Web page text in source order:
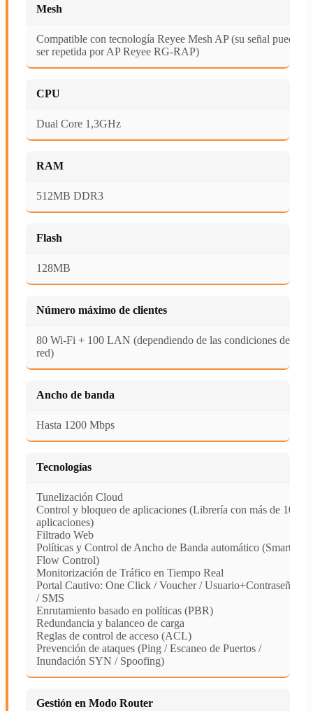
Mesh
Compatible con tecnología Reyee Mesh AP (su señal puede
ser repetida por AP Reyee RG-RAP)
CPU
Dual Core 1,3GHz
RAM
512MB DDR3
Flash
128MB
Número máximo de clientes
80 Wi-Fi + 100 LAN (dependiendo de las condiciones de la
red)
Ancho de banda
Hasta 1200 Mbps
Tecnologías
Tunelización Cloud
Control y bloqueo de aplicaciones (Librería con más de 100
aplicaciones)
Filtrado Web
Políticas y Control de Ancho de Banda automático (Smart
Flow Control)
Monitorización de Tráfico en Tiempo Real
Portal Cautivo: One Click / Voucher / Usuario+Contraseña
/ SMS
Enrutamiento basado en políticas (PBR)
Redundancia y balanceo de carga
Reglas de control de acceso (ACL)
Prevención de ataques (Ping / Escaneo de Puertos /
Inundación SYN / Spoofing)
Gestión en Modo Router